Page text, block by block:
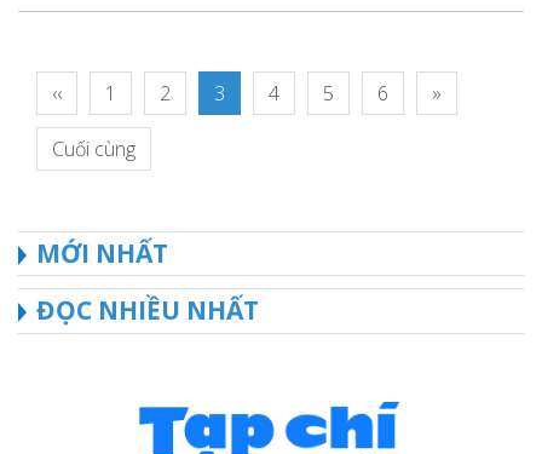
‹‹ 1 2 3 4 5 6 »
Cuối cùng
MỚI NHẤT
ĐỌC NHIỀU NHẤT